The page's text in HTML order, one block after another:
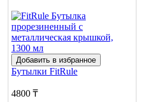
Добавить в избранное
Бутылки FitRule
4800 ₸